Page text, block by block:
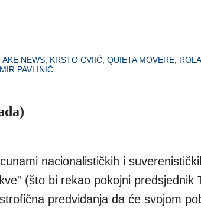
NEWS, KRSTO CVIIĆ, QUIETA MOVERE,
PAVLINIĆ
nacionalističkih i
(što bi rekao pokojni predsjednik
predviđanja da će svojom